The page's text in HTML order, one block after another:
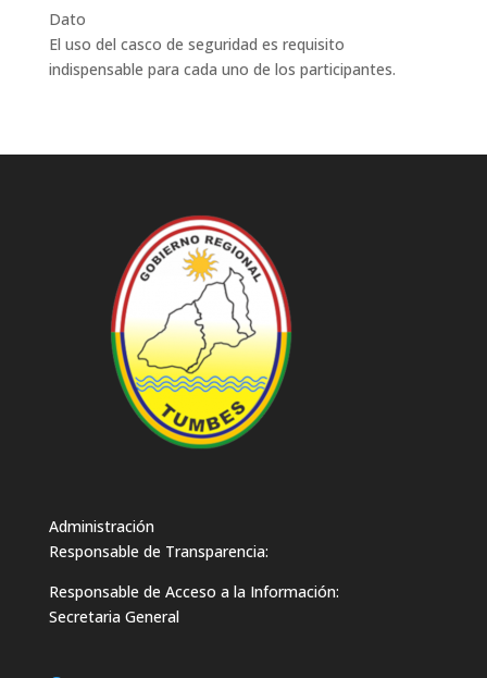
Dato
El uso del casco de seguridad es requisito
indispensable para cada uno de los participantes.
Administración
Responsable de Transparencia:
Responsable de Acceso a la Información:
Secretaria General